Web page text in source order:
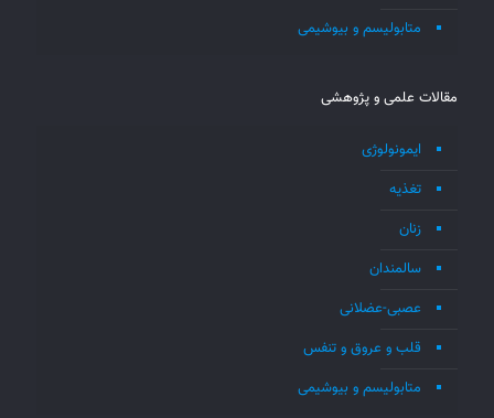
متابولیسم و بیوشیمی
مقالات علمی و پژوهشی
ایمونولوژی
تغذیه
زنان
سالمندان
عصبی-عضلانی
قلب و عروق و تنفس
متابولیسم و بیوشیمی